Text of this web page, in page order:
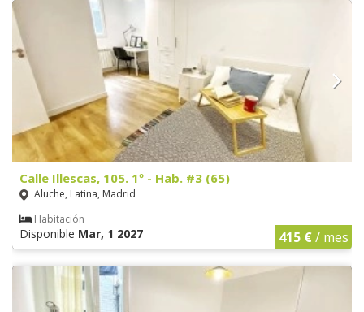
Calle Illescas, 105. 1º - Hab. #3 (65)
Aluche, Latina, Madrid
Habitación
Disponible Mar, 1 2027 415 €/ mes